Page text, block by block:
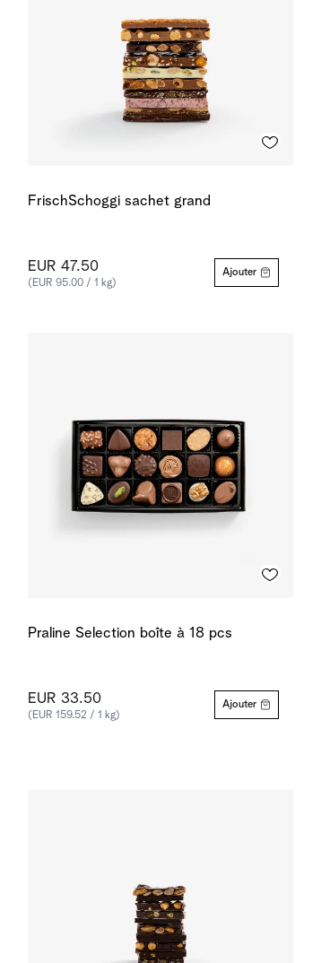
FrischSchoggi sachet grand
EUR 47.50
(EUR 95.00 / 1 kg)
Ajouter
Praline Selection boîte à 18 pcs
EUR 33.50
(EUR 159.52 / 1 kg)
Ajouter